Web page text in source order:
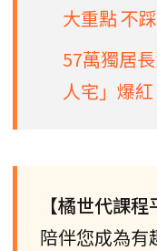
大重點 不
57萬獨居
人宅」爆
【橘世代課程
陪伴您成為有